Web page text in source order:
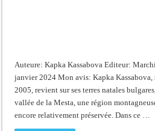
Auteure: Kapka Kassabova Editeur:
janvier 2024 Mon avis: Kapka Kassabova,
2005, revient sur ses terres natales
vallée de la Mesta, une région
encore relativement préservée. Dans ce …